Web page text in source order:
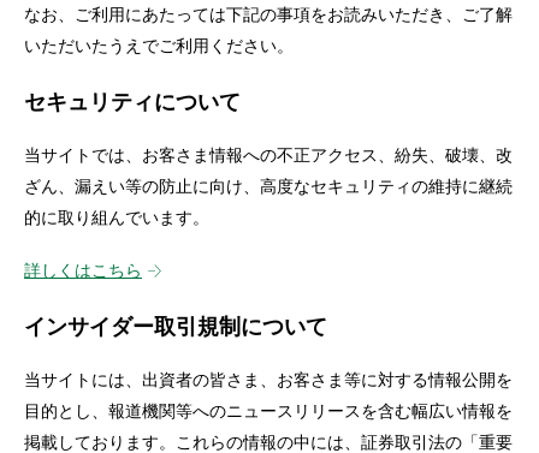
なお、ご利用にあたっては下記の事項をお読みいただき、ご了解
いただいたうえでご利用ください。
セキュリティについて
当サイトでは、お客さま情報への不正アクセス、紛失、破壊、改
ざん、漏えい等の防止に向け、高度なセキュリティの維持に継続
的に取り組んでいます。
詳しくはこちら
インサイダー取引規制について
当サイトには、出資者の皆さま、お客さま等に対する情報公開を
目的とし、報道機関等へのニュースリリースを含む幅広い情報を
掲載しております。これらの情報の中には、証券取引法の「重要